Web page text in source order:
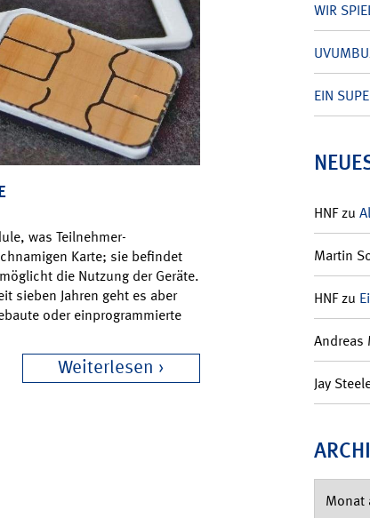
was Teilnehmer-
Karte; sie befindet
die Nutzung der Geräte.
sieben Jahren geht es aber
oder einprogrammierte
Weiterlesen
WIR
EIN
HNFzu
Martin
HNFzu
Andreas
Jay